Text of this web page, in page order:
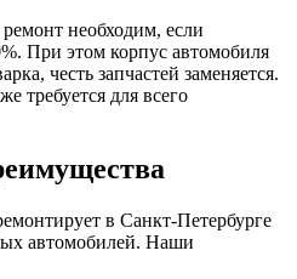
необходим, если
При этом корпус автомобиля
честь запчастей заменяется.
требуется для всего
в Санкт-Петербурге
автомобилей. Наши